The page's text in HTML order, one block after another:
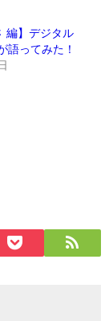
編】デジタル
ってみた！